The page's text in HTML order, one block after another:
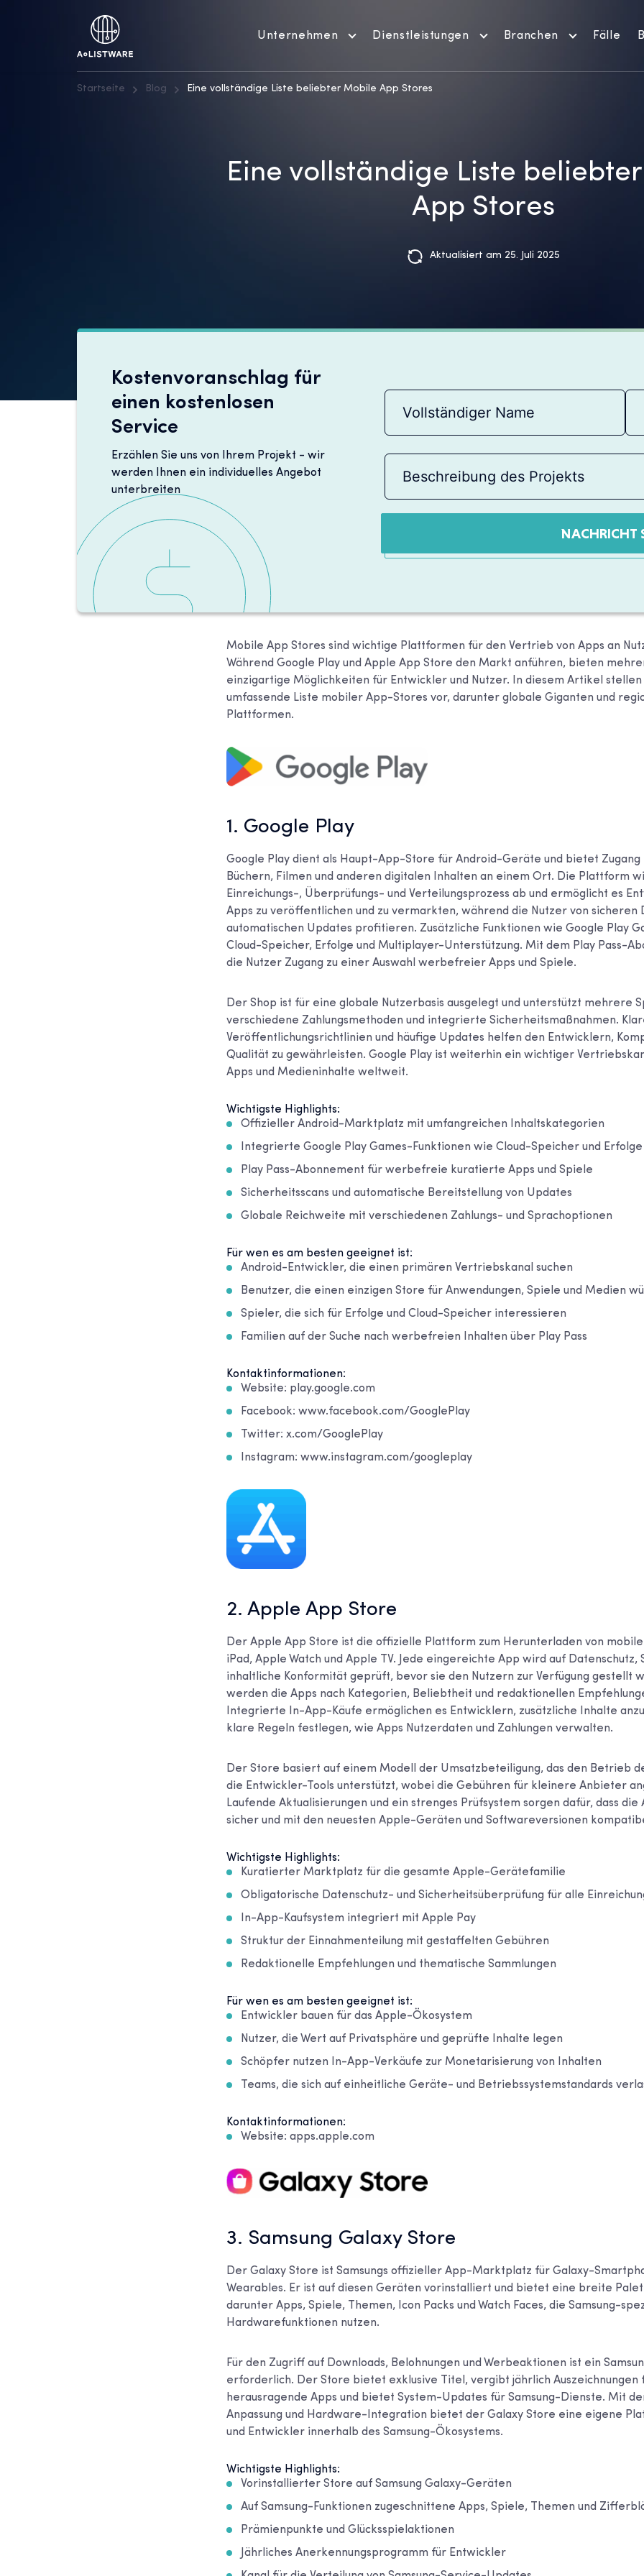
Unternehmen Dienstleistungen Branchen Fälle
Startseite Blog Eine vollständige Liste beliebter Mobile App Stores
Eine vollständige Liste
App Stores
Aktualisiert am 25. Juli 2025
Kostenvoranschlag für
einen kostenlosen
Service
Erzählen Sie uns von Ihrem Projekt - wir
werden Ihnen ein individuelles Angebot
unterbreiten
NACHRICHT
Mobile App Stores sind wichtige Plattformen für den Vertrieb von Apps an
Während Google Play und Apple App Store den Markt anführen, bieten
einzigartige Möglichkeiten für Entwickler und Nutzer. In diesem Artikel
umfassende Liste mobiler App-Stores vor, darunter globale Giganten und
Plattformen.
1. Google Play
Google Play dient als Haupt-App-Store für Android-Geräte und bietet Zugang
Büchern, Filmen und anderen digitalen Inhalten an einem Ort. Die Plattform
Einreichungs-, Überprüfungs- und Verteilungsprozess ab und ermöglicht es
Apps zu veröffentlichen und zu vermarkten, während die Nutzer von sicheren
automatischen Updates profitieren. Zusätzliche Funktionen wie Google Play
Cloud-Speicher, Erfolge und Multiplayer-Unterstützung. Mit dem Play Pass-
die Nutzer Zugang zu einer Auswahl werbefreier Apps und Spiele.
Der Shop ist für eine globale Nutzerbasis ausgelegt und unterstützt mehrere
verschiedene Zahlungsmethoden und integrierte Sicherheitsmaßnahmen.
Veröffentlichungsrichtlinien und häufige Updates helfen den Entwicklern,
Qualität zu gewährleisten. Google Play ist weiterhin ein wichtiger
Apps und Medieninhalte weltweit.
Wichtigste Highlights:
Offizieller Android-Marktplatz mit umfangreichen Inhaltskategorien
Integrierte Google Play Games-Funktionen wie Cloud-Speicher und Erfolge
Play Pass-Abonnement für werbefreie kuratierte Apps und Spiele
Sicherheitsscans und automatische Bereitstellung von Updates
Globale Reichweite mit verschiedenen Zahlungs- und Sprachoptionen
Für wen es am besten geeignet ist:
Android-Entwickler, die einen primären Vertriebskanal suchen
Benutzer, die einen einzigen Store für Anwendungen, Spiele und Medien
Spieler, die sich für Erfolge und Cloud-Speicher interessieren
Familien auf der Suche nach werbefreien Inhalten über Play Pass
Kontaktinformationen:
Website: play.google.com
Facebook: www.facebook.com/GooglePlay
Twitter: x.com/GooglePlay
Instagram: www.instagram.com/googleplay
2. Apple App Store
Der Apple App Store ist die offizielle Plattform zum Herunterladen von
iPad, Apple Watch und Apple TV. Jede eingereichte App wird auf Datenschutz,
inhaltliche Konformität geprüft, bevor sie den Nutzern zur Verfügung gestellt
werden die Apps nach Kategorien, Beliebtheit und redaktionellen
Integrierte In-App-Käufe ermöglichen es Entwicklern, zusätzliche Inhalte
klare Regeln festlegen, wie Apps Nutzerdaten und Zahlungen verwalten.
Der Store basiert auf einem Modell der Umsatzbeteiligung, das den Betrieb
die Entwickler-Tools unterstützt, wobei die Gebühren für kleinere Anbieter
Laufende Aktualisierungen und ein strenges Prüfsystem sorgen dafür, dass die
sicher und mit den neuesten Apple-Geräten und Softwareversionen
Wichtigste Highlights:
Kuratierter Marktplatz für die gesamte Apple-Gerätefamilie
Obligatorische Datenschutz- und Sicherheitsüberprüfung für alle
In-App-Kaufsystem integriert mit Apple Pay
Struktur der Einnahmenteilung mit gestaffelten Gebühren
Redaktionelle Empfehlungen und thematische Sammlungen
Für wen es am besten geeignet ist:
Entwickler bauen für das Apple-Ökosystem
Nutzer, die Wert auf Privatsphäre und geprüfte Inhalte legen
Schöpfer nutzen In-App-Verkäufe zur Monetarisierung von Inhalten
Teams, die sich auf einheitliche Geräte- und Betriebssystemstandards
Kontaktinformationen:
Website: apps.apple.com
3. Samsung Galaxy Store
Der Galaxy Store ist Samsungs offizieller App-Marktplatz für Galaxy-
Wearables. Er ist auf diesen Geräten vorinstalliert und bietet eine breite
darunter Apps, Spiele, Themen, Icon Packs und Watch Faces, die Samsung-
Hardwarefunktionen nutzen.
Für den Zugriff auf Downloads, Belohnungen und Werbeaktionen ist ein
erforderlich. Der Store bietet exklusive Titel, vergibt jährlich Auszeichnungen
herausragende Apps und bietet System-Updates für Samsung-Dienste. Mit
Anpassung und Hardware-Integration bietet der Galaxy Store eine eigene
und Entwickler innerhalb des Samsung-Ökosystems.
Wichtigste Highlights:
Vorinstallierter Store auf Samsung Galaxy-Geräten
Auf Samsung-Funktionen zugeschnittene Apps, Spiele, Themen und
Prämienpunkte und Glücksspielaktionen
Jährliches Anerkennungsprogramm für Entwickler